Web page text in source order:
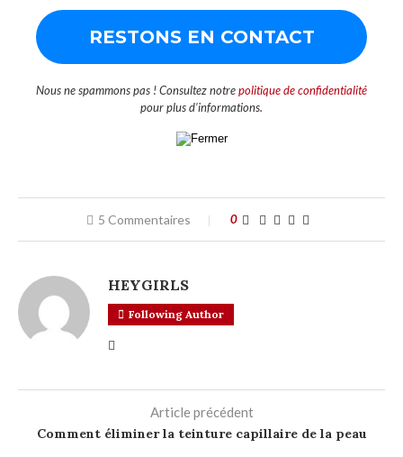
Nous ne spammons pas ! Consultez notrepolitique de confidentialité
pour plus d’informations.
5 Commentaires 0
HEYGIRLS
Following Author
Article précédent
Comment éliminer la teinture capillaire de la peau